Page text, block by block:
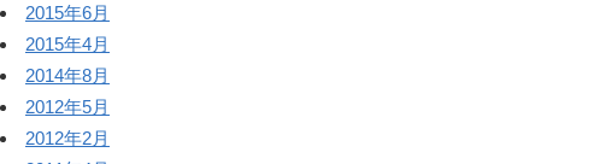
2015年6月
2015年4月
2014年8月
2012年5月
2012年2月